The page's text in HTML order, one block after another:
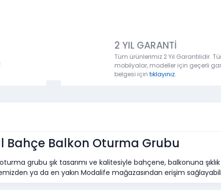
2 YIL GARANTİ
Tüm ürünlerimiz 2 Yıl Garantilidir.
mobilyalar, modeller için geçerli
belgesi için tıklayınız.
Bahçe Balkon Oturma Grubu
grubu şık tasarımı ve kalitesiyle bahçene, balkonuna
ya da en yakın Modalife mağazasından erişim